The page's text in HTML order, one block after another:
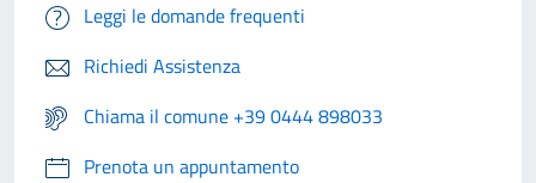
Leggi le domande frequenti
Richiedi Assistenza
Chiama il comune +39 0444 898033
Prenota un appuntamento